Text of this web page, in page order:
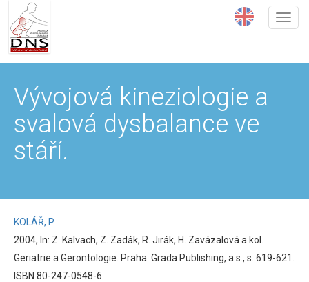
hlavnímu
obsahu
Vývojová kineziologie a
svalová dysbalance ve
stáří.
KOLÁŘ, P.
2004, In: Z. Kalvach, Z. Zadák, R. Jirák, H. Zavázalová a kol.
Geriatrie a Gerontologie. Praha: Grada Publishing, a.s., s. 619-621.
ISBN 80-247-0548-6